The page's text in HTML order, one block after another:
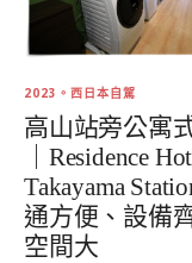
2023。西日本自駕
高山站旁公寓
｜Residence
Takayama
通方便、設備
空間大